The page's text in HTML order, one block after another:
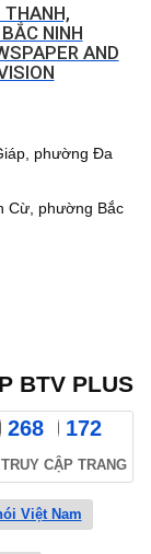
THANH,
NINH
AND
phường Đa
phường Bắc
BTV PLUS
268 172
CẬP TRANG
Việt Nam